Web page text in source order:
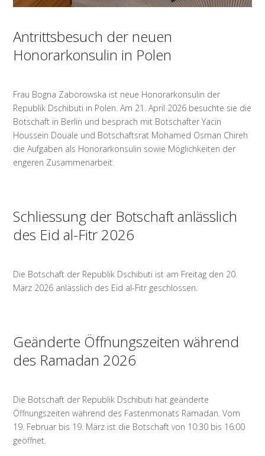
Antrittsbesuch der neuen
Honorarkonsulin in Polen
Frau Bogna Zaborowska ist neue Honorarkonsulin der
Republik Dschibuti in Polen. Am 21. April 2026 besuchte sie die
Botschaft in Berlin und besprach mit Botschafter Yacin
Houssein Douale und Botschaftsrat Mohamed Osman Chireh
die Aufgaben als Honorarkonsulin sowie Möglichkeiten der
engeren Zusammenarbeit.
Schliessung der Botschaft anlässlich
des Eid al-Fitr 2026
Die Botschaft der Republik Dschibuti ist am Freitag den 20.
März 2026 anlässlich des Eid al-Fitr geschlossen.
Geänderte Öffnungszeiten während
des Ramadan 2026
Die Botschaft der Republik Dschibuti hat geänderte
Öffnungszeiten während des Fastenmonats Ramadan. Vom
19. Februar bis 19. März ist die Botschaft von 10:30 bis 16:00
geöffnet.